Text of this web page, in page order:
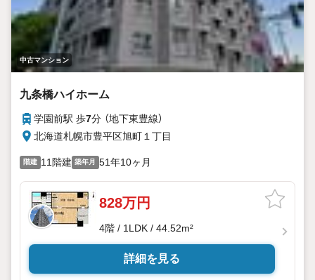
中古マンション
九条橋ハイホーム
学園前駅 歩7分 （地下東豊線）
北海道札幌市豊平区旭町１丁目
階建 11階建 築年月 51年10ヶ月
828万円
4階 / 1LDK / 44.52m²
詳細を見る